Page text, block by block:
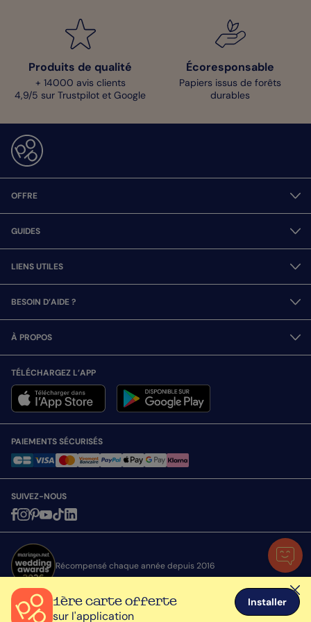
Produits de qualité
+ 14000 avis clients
4,9/5 sur Trustpilot et Google
Écoresponsable
Papiers issus de forêts
durables
OFFRE
GUIDES
LIENS UTILES
BESOIN D’AIDE ?
À PROPOS
TÉLÉCHARGEZ L’APP
PAIEMENTS SÉCURISÉS
SUIVEZ-NOUS
Récompensé chaque année depuis 2016
Toutes nos cartes sont expédiées avec attention depuis la France © Popcarte.com
1ère carte offerte
sur l'application
Installer